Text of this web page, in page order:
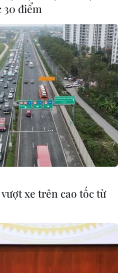
trước Jordan
bàn thắng
tỉ số 0-0 đã khiến đội tuyển
3 ở bảng xếp hạng bảng
3 điểm trước Afghanistan.
30 điểm
xe trên cao tốc từ